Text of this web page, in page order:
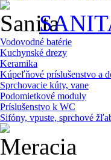
Vodovodné batérie
Kuchynské drezy
Keramika
Kúpeľňové príslušenstvo a
Sprchovacie kúty, vane
Podomietkové moduly
Príslušenstvo k WC
Sifóny, vpuste, sprchové